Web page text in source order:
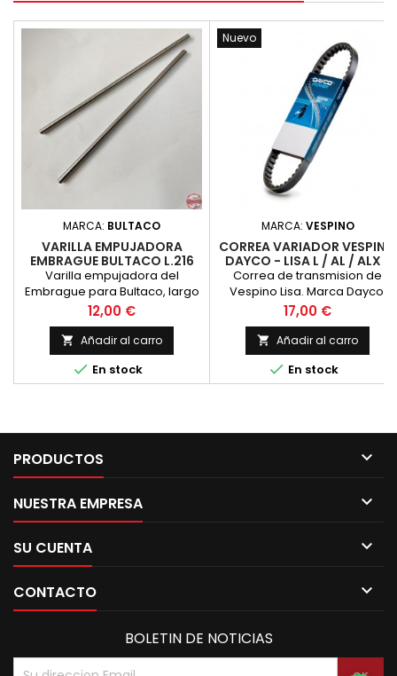
ejemplo entre apagado,
cortas y largas. Tambien lleva
MARCA: BULTACO
VARILLA EMPUJADORA
EMBRAGUE BULTACO L.216
MM.
Varilla empujadora del
Embrague para Bultaco, largo
216 mm. diametro 5.5 mm.
Precio
12,00 €
 Añadir al carro
 En stock
Nuevo
MARCA: VESPINO
CORREA VARIADOR VESPINO
DAYCO - LISA L / AL / ALX /
GL / NL / NLX / SC
Correa de transmision de
Vespino Lisa. Marca Dayco,
valida para Vespino L, AL, ALX,
GL, NL, NLX, SC
Precio
17,00 €
 Añadir al carro
 En stock
PRODUCTOS 
NUESTRA EMPRESA 
SU CUENTA 
CONTACTO 
BOLETIN DE NOTICIAS